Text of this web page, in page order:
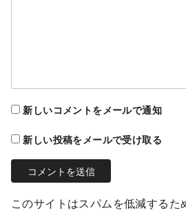
新しいコメントをメールで通知
新しい投稿をメールで受け取る
このサイトはスパムを低減する